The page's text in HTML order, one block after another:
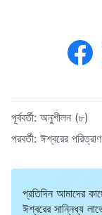
পূর্ববর্তী: অনুশীলন (৮)
পরবর্তী: ঈশ্বরের
প্রতিদিন আমাদের
ঈশ্বরের সান্নিধ্য